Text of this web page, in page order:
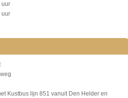
uur
uur
Kustbus lijn 851 vanuit Den Helder en